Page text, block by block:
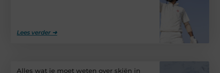
Lees verder ➜
Alles wat je moet weten over skiën in